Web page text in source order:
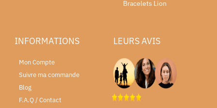
Bracelets Lion
INFORMATIONS
Mon Compte
Suivre ma commande
Blog
F.A.Q / Contact
LEURS AVIS